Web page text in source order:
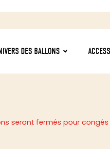
DES BALLONS
seront fermés pour congés